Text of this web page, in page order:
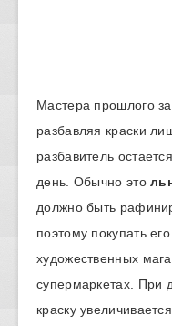
Мастера прошлого
разбавляя краски
разбавитель
день. Обычно это
должно быть
поэтому покупать
художественных
супермаркетах. При
краску